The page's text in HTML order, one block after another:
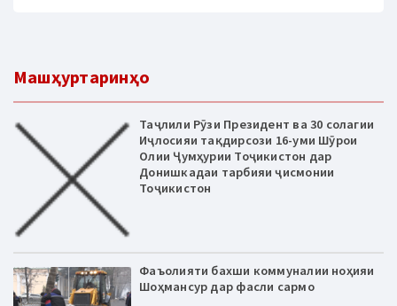
Машҳуртаринҳо
Таҷлили Рӯзи Президент ва 30 солагии
Иҷлосияи тақдирсози 16-уми Шӯрои
Олии Ҷумҳурии Тоҷикистон дар
Донишкадаи тарбияи ҷисмонии
Тоҷикистон
Фаъолияти бахши коммуналии ноҳияи
Шоҳмансур дар фасли сармо